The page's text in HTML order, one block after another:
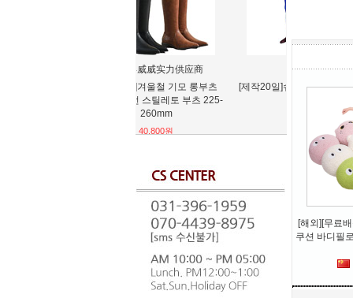
KAMAN
[제작20일]슈퍼맨 리턴즈 코스튬
코스프레
중2이병이
[해외][무료
쿠션 바디필